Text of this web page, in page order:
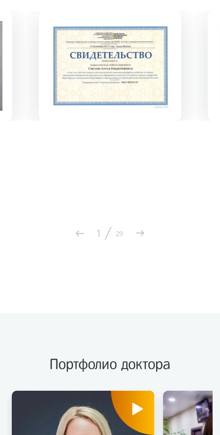
1 / 29
Портфолио доктора